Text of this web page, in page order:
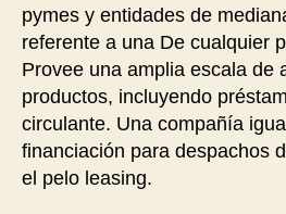
pymes y entidades de
referente a una De cualquier
Provee una amplia escala de
productos, incluyendo
circulante. Una compañía
financiación para despachos
el pelo leasing.